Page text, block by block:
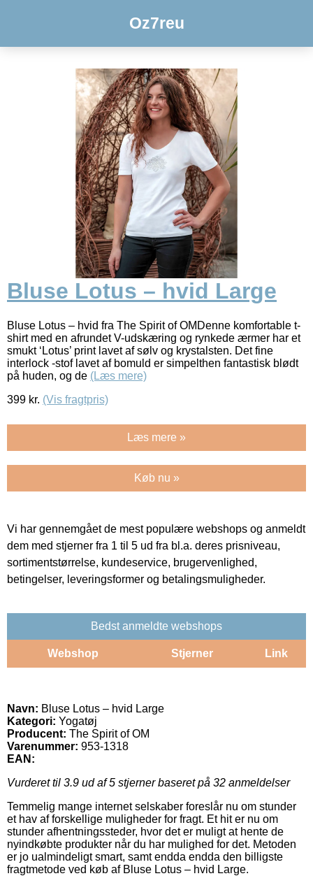
Oz7reu
Bluse Lotus – hvid Large
Bluse Lotus – hvid fra The Spirit of OMDenne komfortable t-
shirt med en afrundet V-udskæring og rynkede ærmer har et
smukt ‘Lotus’ print lavet af sølv og krystalsten. Det fine
interlock -stof lavet af bomuld er simpelthen fantastisk blødt
på huden, og de (Læs mere)
399 kr. (Vis fragtpris)
Læs mere »
Køb nu »
Vi har gennemgået de mest populære webshops og anmeldt
dem med stjerner fra 1 til 5 ud fra bl.a. deres prisniveau,
sortimentstørrelse, kundeservice, brugervenlighed,
betingelser, leveringsformer og betalingsmuligheder.
Bedst anmeldte webshops
Webshop Stjerner Link
Navn: Bluse Lotus – hvid Large
Kategori: Yogatøj
Producent: The Spirit of OM
Varenummer: 953-1318
EAN:
Vurderet til 3.9 ud af 5 stjerner baseret på 32 anmeldelser
Temmelig mange internet selskaber foreslår nu om stunder
et hav af forskellige muligheder for fragt. Et hit er nu om
stunder afhentningssteder, hvor det er muligt at hente de
nyindkøbte produkter når du har mulighed for det. Metoden
er jo ualmindeligt smart, samt endda endda den billigste
fragtmetode ved køb af Bluse Lotus – hvid Large.